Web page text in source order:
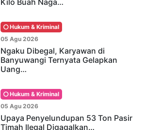
Hukum & Kriminal
05 Agu 2026
Ngaku Dibegal, Karyawan di
Banyuwangi Ternyata Gelapkan
Uang…
Hukum & Kriminal
05 Agu 2026
Upaya Penyelundupan 53 Ton Pasir
Timah Ilegal Digagalkan…